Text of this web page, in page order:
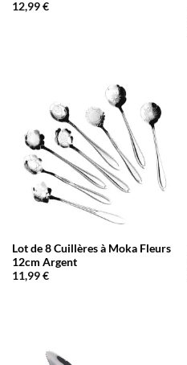
12,99€
Lot de 8 Cuillères à Moka Fleurs
12cm Argent
11,99€